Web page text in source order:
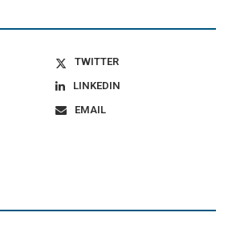
TWITTER
LINKEDIN
EMAIL